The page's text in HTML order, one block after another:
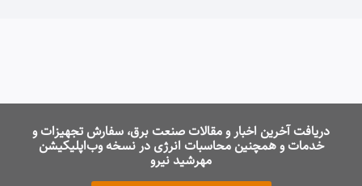
دریافت آخرین اخبار و مقالات صنعت برق، سفارش تجهیزات و
خدمات و همچنین محاسبات انرژی در نسخه وب‌اپلیکیشن
مهرشید نیرو